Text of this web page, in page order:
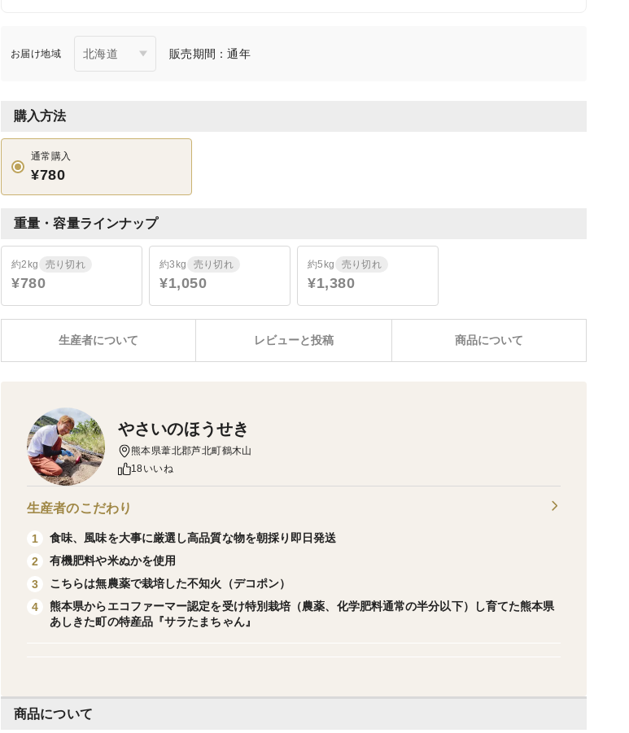
お届け地域 販売期間：通年
購入方法
通常購入
¥780
重量・容量ラインナップ
約2kg 売り切れ
¥780
約3kg 売り切れ
¥1,050
約5kg 売り切れ
¥1,380
レビューと投稿 商品について
生産者について
商品について
やさいのほうせき
熊本県葦北郡芦北町鶴木山
18いいね
生産者のこだわり
1
食味、風味を大事に厳選し高品質な物を朝採り即日発送
2
有機肥料や米ぬかを使用
3
こちらは無農薬で栽培した不知火（デコポン）
4
熊本県からエコファーマー認定を受け特別栽培（農薬、化学肥料通常の半分以下）し育てた熊本県
あしきた町の特産品『サラたまちゃん』